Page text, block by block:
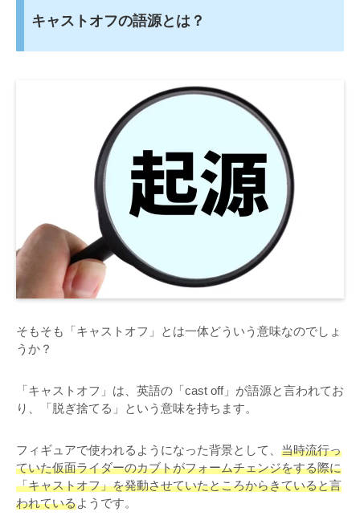
キャストオフの語源とは？
そもそも「キャストオフ」とは一体どういう意味なのでしょ
うか？
「キャストオフ」は、英語の「cast off」が語源と言われてお
り、「脱ぎ捨てる」という意味を持ちます。
フィギュアで使われるようになった背景として、 当時流行っ
ていた仮面ライダーのカブトがフォームチェンジをする際に
「キャストオフ」を発動させていたところからきていると言
われているようです。